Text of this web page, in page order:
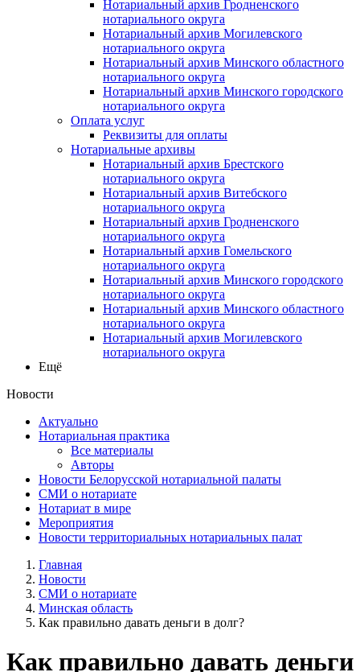
Нотариальный архив Гродненского
нотариального округа
Нотариальный архив Могилевского
нотариального округа
Нотариальный архив Минского областного
нотариального округа
Нотариальный архив Минского городского
нотариального округа
Оплата услуг
Реквизиты для оплаты
Нотариальные архивы
Нотариальный архив Брестского
нотариального округа
Нотариальный архив Витебского
нотариального округа
Нотариальный архив Гродненского
нотариального округа
Нотариальный архив Гомельского
нотариального округа
Нотариальный архив Минского городского
нотариального округа
Нотариальный архив Минского областного
нотариального округа
Нотариальный архив Могилевского
нотариального округа
Ещё
Новости
Актуально
Нотариальная практика
Все материалы
Авторы
Новости Белорусской нотариальной палаты
СМИ о нотариате
Нотариат в мире
Мероприятия
Новости территориальных нотариальных палат
Главная
Новости
СМИ о нотариате
Минская область
Как правильно давать деньги в долг?
Как правильно давать деньги